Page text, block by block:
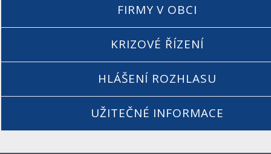
FIRMY V OBCI
KRIZOVÉ ŘÍZENÍ
HLÁŠENÍ ROZHLASU
UŽITEČNÉ INFORMACE